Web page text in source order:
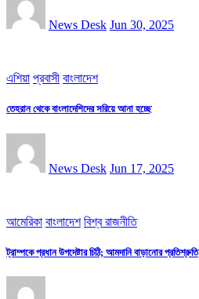
News Desk Jun 30, 2025
এশিয়া প্রবাসী বাংলাদেশ
তেহরান থেকে বাংলাদেশিদের সরিয়ে আনা হচ্ছে
News Desk Jun 17, 2025
আমেরিকা বাংলাদেশ বিশ্ব রাজনীতি
ট্রাম্পকে প্রধান উপদেষ্টার চিঠি; আমদানি বাড়ানোর প্রতিশ্রুতি